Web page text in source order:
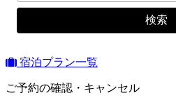
検索
宿泊プラン一覧
ご予約の確認・キャンセル